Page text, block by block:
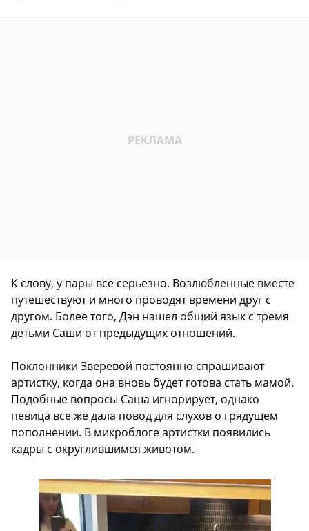
К слову, у пары все серьезно. Возлюбленные вместе
путешествуют и много проводят времени друг с
другом. Более того, Дэн нашел общий язык с тремя
детьми Саши от предыдущих отношений.
Поклонники Зверевой постоянно спрашивают
артистку, когда она вновь будет готова стать мамой.
Подобные вопросы Саша игнорирует, однако
певица все же дала повод для слухов о грядущем
пополнении. В микроблоге артистки появились
кадры с округлившимся животом.